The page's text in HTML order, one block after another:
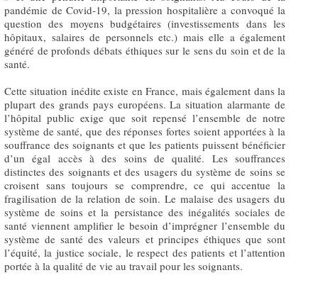
pandémie de Covid-19, la pression hospitalière a convoqué la
question des moyens budgétaires (investissements dans les
hôpitaux, salaires de personnels etc.) mais elle a également
généré de profonds débats éthiques sur le sens du soin et de la
santé.
Cette situation inédite existe en France, mais également dans la
plupart des grands pays européens. La situation alarmante de
l’hôpital public exige que soit repensé l’ensemble de notre
système de santé, que des réponses fortes soient apportées à la
souffrance des soignants et que les patients puissent bénéficier
d’un égal accès à des soins de qualité. Les souffrances
distinctes des soignants et des usagers du système de soins se
croisent sans toujours se comprendre, ce qui accentue la
fragilisation de la relation de soin. Le malaise des usagers du
système de soins et la persistance des inégalités sociales de
santé viennent amplifier le besoin d’imprégner l’ensemble du
système de santé des valeurs et principes éthiques que sont
l’équité, la justice sociale, le respect des patients et l’attention
portée à la qualité de vie au travail pour les soignants.